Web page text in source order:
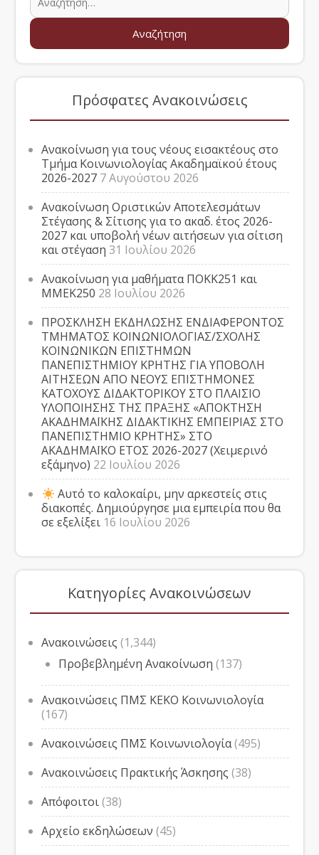
Πρόσφατες Ανακοινώσεις
Ανακοίνωση για τους νέους εισακτέους στο
Τμήμα Κοινωνιολογίας Ακαδημαϊκού έτους
2026-2027 7 Αυγούστου 2026
Ανακοίνωση Οριστικών Αποτελεσμάτων
Στέγασης & Σίτισης για το ακαδ. έτος 2026-
2027 και υποβολή νέων αιτήσεων για σίτιση
και στέγαση 31 Ιουλίου 2026
Ανακοίνωση για μαθήματα ΠΟΚΚ251 και
ΜΜΕΚ250 28 Ιουλίου 2026
ΠΡΟΣΚΛΗΣΗ ΕΚΔΗΛΩΣΗΣ ΕΝΔΙΑΦΕΡΟΝΤΟΣ
ΤΜΗΜΑΤΟΣ ΚΟΙΝΩΝΙΟΛΟΓΙΑΣ/ΣΧΟΛΗΣ
ΚΟΙΝΩΝΙΚΩΝ ΕΠΙΣΤΗΜΩΝ
ΠΑΝΕΠΙΣΤΗΜΙΟΥ ΚΡΗΤΗΣ ΓΙΑ ΥΠΟΒΟΛΗ
ΑΙΤΗΣΕΩΝ ΑΠΟ ΝΕΟΥΣ ΕΠΙΣΤΗΜΟΝΕΣ
ΚΑΤΟΧΟΥΣ ΔΙΔΑΚΤΟΡΙΚΟΥ ΣΤΟ ΠΛΑΙΣΙΟ
ΥΛΟΠΟΙΗΣΗΣ ΤΗΣ ΠΡΑΞΗΣ «ΑΠΟΚΤΗΣΗ
ΑΚΑΔΗΜΑΪΚΗΣ ΔΙΔΑΚΤΙΚΗΣ ΕΜΠΕΙΡΙΑΣ ΣΤΟ
ΠΑΝΕΠΙΣΤΗΜΙΟ ΚΡΗΤΗΣ» ΣΤΟ
ΑΚΑΔΗΜΑΪΚΟ ΕΤΟΣ 2026-2027 (Χειμερινό
εξάμηνο) 22 Ιουλίου 2026
Αυτό το καλοκαίρι, μην αρκεστείς στις
διακοπές. Δημιούργησε μια εμπειρία που θα
σε εξελίξει 16 Ιουλίου 2026
Κατηγορίες Ανακοινώσεων
Ανακοινώσεις (1,344)
Προβεβλημένη Ανακοίνωση (137)
Ανακοινώσεις ΠΜΣ ΚΕΚΟ Κοινωνιολογία
(167)
Ανακοινώσεις ΠΜΣ Κοινωνιολογία(495)
Ανακοινώσεις Πρακτικής Άσκησης (38)
Απόφοιτοι(38)
Αρχείο εκδηλώσεων (45)